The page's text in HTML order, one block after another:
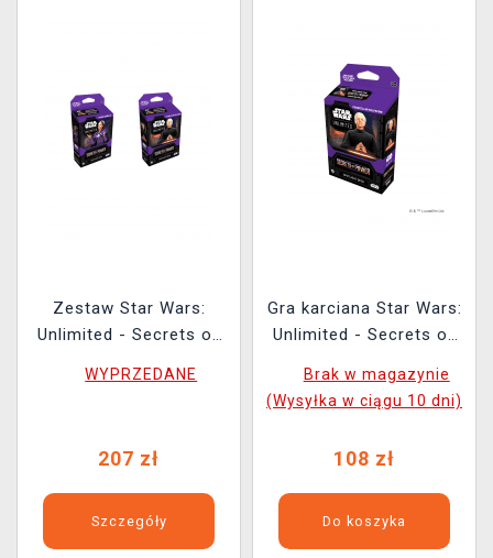
Zestaw Star Wars:
Unlimited - Secrets of
(Chancellor Palpatine) +
WYPRZEDANE
207 zł
Szczegóły
Gra karciana Star Wars:
Unlimited - Secrets of
(Chancellor Palpatine)
Brak w magazynie
(Wysyłka w ciągu 10 dni)
108 zł
Do koszyka